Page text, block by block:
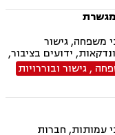
פירעון, תביעות
ונדל"ן, עסקאות מכר
משפט מסחרי,
ונדל"נית, דיני
משפחה, גישור
ידועים בציבור,
מזונות, משמורת,
אזרחיים, אימוץ,
הורי, חטיפת ילדים,
ייפוי כוח מתמשך,
- מושבים
סכסוכי ירושה,
,גישור ובוררויות
עמותות, חברות